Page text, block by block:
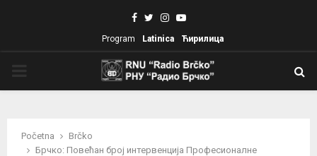
Facebook
TwitterInstagram
Youtube
Program Latinica Ћирилица
Početna
Brčko
Брчко: Повећан број интервенција Професионалне